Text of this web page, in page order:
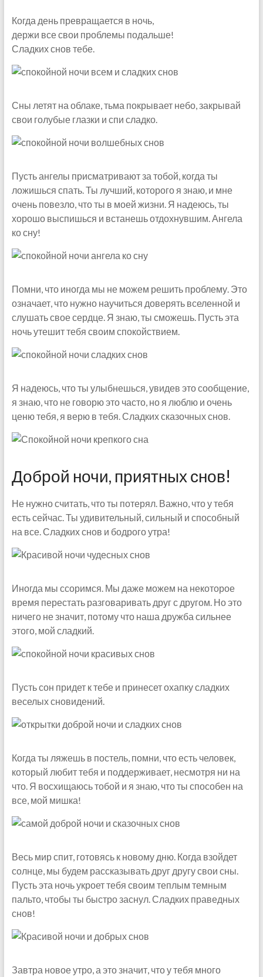
Когда день превращается в ночь,
держи все свои проблемы подальше!
Сладких снов тебе.
Сны летят на облаке, тьма покрывает небо, закрывай
свои голубые глазки и спи сладко.
Пусть ангелы присматривают за тобой, когда ты
ложишься спать. Ты лучший, которого я знаю, и мне
очень повезло, что ты в моей жизни. Я надеюсь, ты
хорошо выспишься и встанешь отдохнувшим. Ангела
ко сну!
Помни, что иногда мы не можем решить проблему. Это
означает, что нужно научиться доверять вселенной и
слушать свое сердце. Я знаю, ты сможешь. Пусть эта
ночь утешит тебя своим спокойствием.
Я надеюсь, что ты улыбнешься, увидев это сообщение,
я знаю, что не говорю это часто, но я люблю и очень
ценю тебя, я верю в тебя. Сладких сказочных снов.
Доброй ночи, приятных снов!
Не нужно считать, что ты потерял. Важно, что у тебя
есть сейчас. Ты удивительный, сильный и способный
на все. Сладких снов и бодрого утра!
Иногда мы ссоримся. Мы даже можем на некоторое
время перестать разговаривать друг с другом. Но это
ничего не значит, потому что наша дружба сильнее
этого, мой сладкий.
Пусть сон придет к тебе и принесет охапку сладких
веселых сновидений.
Когда ты ляжешь в постель, помни, что есть человек,
который любит тебя и поддерживает, несмотря ни на
что. Я восхищаюсь тобой и я знаю, что ты способен на
все, мой мишка!
Весь мир спит, готовясь к новому дню. Когда взойдет
солнце, мы будем рассказывать друг другу свои сны.
Пусть эта ночь укроет тебя своим теплым темным
пальто, чтобы ты быстро заснул. Сладких праведных
снов!
Завтра новое утро, а это значит, что у тебя много